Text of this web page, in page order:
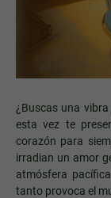
¿Buscas una
esta vez te
corazón para
irradian un amor
atmósfera
tanto provoca el